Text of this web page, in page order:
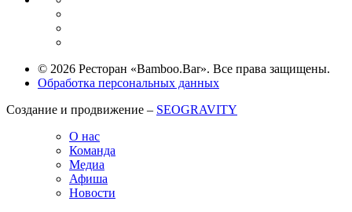
© 2026 Ресторан «Bamboo.Bar». Все права защищены.
Обработка персональных данных
Создание и продвижение – SEOGRAVITY
О нас
Команда
Медиа
Афиша
Новости